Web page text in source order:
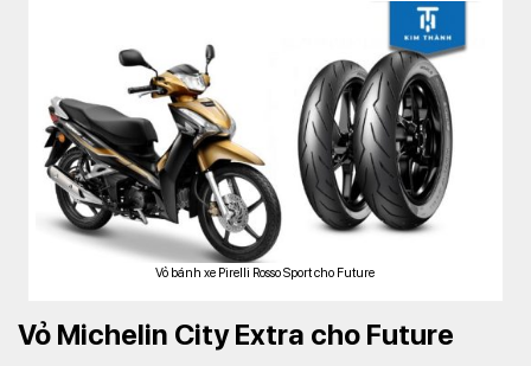
Vỏ bánh xe Pirelli Rosso Sport cho Future
Vỏ Michelin City Extra cho Future